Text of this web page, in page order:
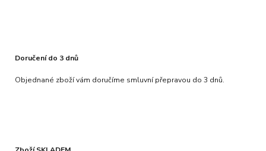
Doručení do 3 dnů
Objednané zboží vám doručíme smluvní přepravou do 3 dnů.